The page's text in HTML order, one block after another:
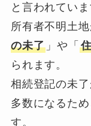
と言われていま
所有者不明土
の未了 」や「
られます。
相続登記の未
多数になるた
す。